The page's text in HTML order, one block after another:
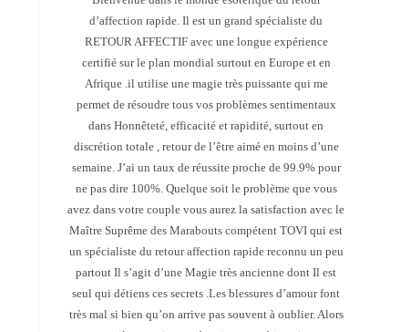
d’affection rapide. Il est un grand spécialiste du
RETOUR AFFECTIF avec une longue expérience
certifié sur le plan mondial surtout en Europe et en
Afrique .il utilise une magie très puissante qui me
permet de résoudre tous vos problèmes sentimentaux
dans Honnêteté, efficacité et rapidité, surtout en
discrétion totale , retour de l’être aimé en moins d’une
semaine. J’ai un taux de réussite proche de 99.9% pour
ne pas dire 100%. Quelque soit le problème que vous
avez dans votre couple vous aurez la satisfaction avec le
Maître Suprême des Marabouts compétent TOVI qui est
un spécialiste du retour affection rapide reconnu un peu
partout Il s’agit d’une Magie très ancienne dont Il est
seul qui détiens ces secrets .Les blessures d’amour font
très mal si bien qu’on arrive pas souvent à oublier. Alors